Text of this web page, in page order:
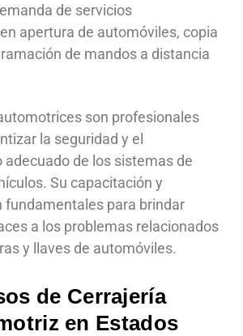
de servicios
apertura de automóviles, copia
de mandos a distancia
son profesionales
la seguridad y el
de los sistemas de
Su capacitación y
fundamentales para brindar
a los problemas relacionados
y llaves de automóviles.
de Cerrajería
en Estados